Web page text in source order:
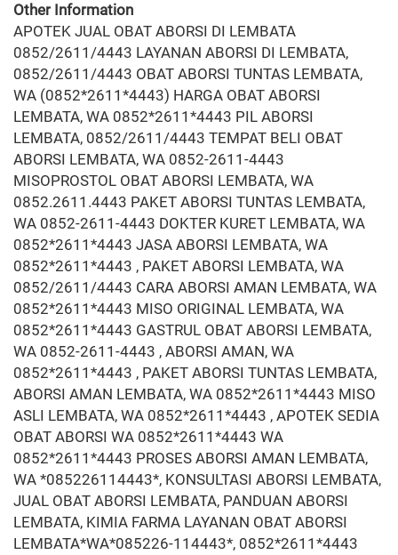
Other Information
APOTEK JUAL OBAT ABORSI DI LEMBATA
0852/2611/4443 LAYANAN ABORSI DI LEMBATA,
0852/2611/4443 OBAT ABORSI TUNTAS LEMBATA,
WA (0852*2611*4443) HARGA OBAT ABORSI
LEMBATA, WA 0852*2611*4443 PIL ABORSI
LEMBATA, 0852/2611/4443 TEMPAT BELI OBAT
ABORSI LEMBATA, WA 0852-2611-4443
MISOPROSTOL OBAT ABORSI LEMBATA, WA
0852.2611.4443 PAKET ABORSI TUNTAS LEMBATA,
WA 0852-2611-4443 DOKTER KURET LEMBATA, WA
0852*2611*4443 JASA ABORSI LEMBATA, WA
0852*2611*4443 , PAKET ABORSI LEMBATA, WA
0852/2611/4443 CARA ABORSI AMAN LEMBATA, WA
0852*2611*4443 MISO ORIGINAL LEMBATA, WA
0852*2611*4443 GASTRUL OBAT ABORSI LEMBATA,
WA 0852-2611-4443 , ABORSI AMAN, WA
0852*2611*4443 , PAKET ABORSI TUNTAS LEMBATA,
ABORSI AMAN LEMBATA, WA 0852*2611*4443 MISO
ASLI LEMBATA, WA 0852*2611*4443 , APOTEK SEDIA
OBAT ABORSI WA 0852*2611*4443 WA
0852*2611*4443 PROSES ABORSI AMAN LEMBATA,
WA *085226114443*, KONSULTASI ABORSI LEMBATA,
JUAL OBAT ABORSI LEMBATA, PANDUAN ABORSI
LEMBATA, KIMIA FARMA LAYANAN OBAT ABORSI
LEMBATA*WA*085226-114443*, 0852*2611*4443